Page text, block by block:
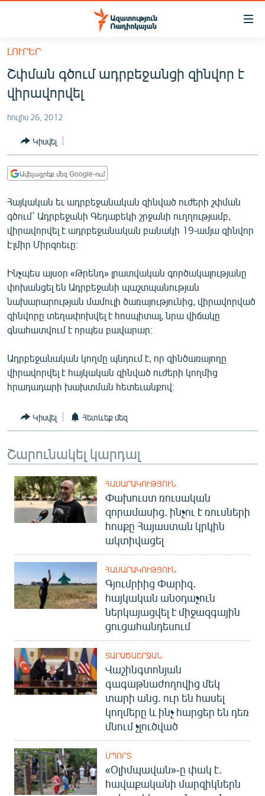
Մատչելիության
հիմնական
բովանդակությանը
Անցնել
հիմնական
մենյուին
ՀԱՅԱՍՏԱՆ
ՔԱՂԱՔԱԿԱՆ
ԸՆՏՐՈՒԹՅՈՒՆՆԵՐ 2026
ԻՐԱՎՈՒՆՔ
ՀԱՍԱՐԱԿՈՒԹՅՈՒՆ
ՂԱՐԱԲԱՂ
ՊԱՏԵՐԱԶՄԻ 6 ՇԱԲԱԹՆԵՐԸ
ՏԱՐԱԾԱՇՐՋԱՆ
ՄԻՋԱԶԳԱՅԻՆ
ՄՇԱԿՈՒՅԹ
ՍՊՈՐՏ
ՄԵԿՆԱԲԱՆՈՒԹՅՈՒՆ
ՏՏ ԵՒ ԻՆՏԵՐՆԵՏ
ԿՈՐՈՆԱՎԻՐՈՒՍ
ՏԵՍԱՆՅՈՒԹԵՐ
ՁԳՏԵԼՈՎ ԼԱՎԱԳՈՒՅՆԻՆ
ՓՈԴՔԱՍԹ
Հայերեն
Русский
ՀԵՏԵՎԵՔ ՄԵԶ
«Ազատության» բոլոր կայքերը
ԼՈՒՐԵՐ
Շփման գծում ադրբեջանցի զինվոր է
վիրավորվել
հուլիս 26, 2012
Կիսվել
Ավելացրեք մեզ Google-ում
Հայկական եւ ադրբեջանական զինված ուժերի շփման
գծում` Ադրբեջանի Գեդաբեկի շրջանի ուղղությամբ,
վիրավորվել է ադրբեջանական բանակի 19-ամյա զինվոր
Էլմիր Միրզոեւը։
Ինչպես այսօր «Թրենդ» լրատվական գործակալությանը
փոխանցել են Ադրբեջանի պաշտպանության
նախարարության մամուլի ծառայությունից, վիրավորված
զինվորը տեղափոխվել է հոսպիտալ, նրա վիճակը
գնահատվում է որպես բավարար։
Ադրբեջանական կողմը պնդում է, որ զինծառայողը
վիրավորվել է հայկական զինված ուժերի կողմից
հրադադարի խախտման հետեւանքով։
Կիսվել Հետևեք մեզ
Շարունակել կարդալ
ՀԱՍԱՐԱԿՈՒԹՅՈՒՆ
Փախուստ ռուսական
զորամասից. ինչու է ռուսների
հոսքը Հայաստան կրկին
ակտիվացել
ՀԱՍԱՐԱԿՈՒԹՅՈՒՆ
Գյումրիից Փարիզ․
հայկական անօդաչուն
ներկայացվել է միջազգային
ցուցահանդեսում
ՏԱՐԱԾԱՇՐՋԱՆ
Վաշինգտոնյան
գագաթնաժողովից մեկ
տարի անց. ուր են հասել
կողմերը և ինչ հարցեր են դեռ
մնում չլուծված
ՍՊՈՐՏ
«Օլիմպավան»-ը փակ է.
հավաքականի մարզիկներն